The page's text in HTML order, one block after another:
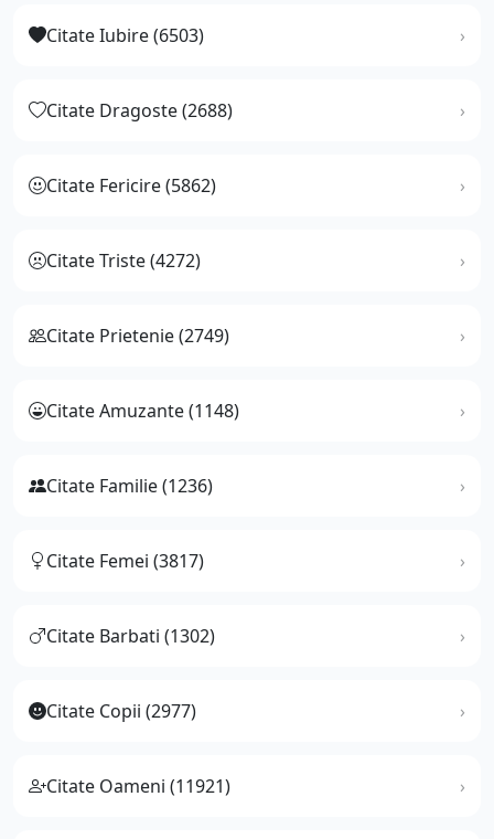
Citate Iubire (6503)
Citate Dragoste (2688)
Citate Fericire (5862)
Citate Triste (4272)
Citate Prietenie (2749)
Citate Amuzante (1148)
Citate Familie (1236)
Citate Femei (3817)
Citate Barbati (1302)
Citate Copii (2977)
Citate Oameni (11921)